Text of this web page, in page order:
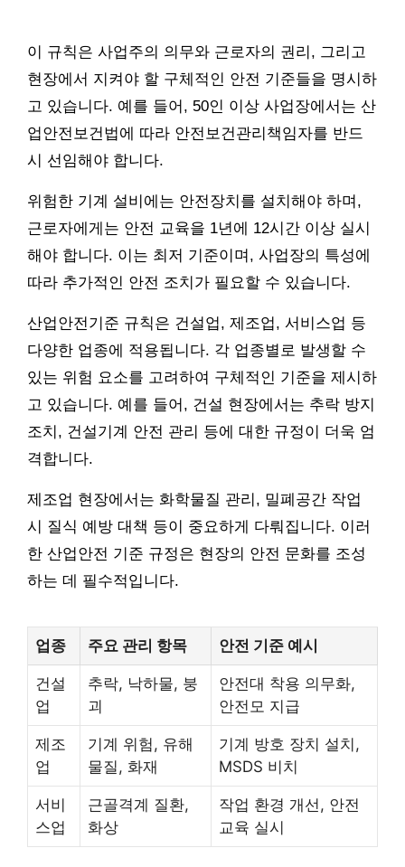
이 규칙은 사업주의 의무와 근로자의 권리, 그리고
현장에서 지켜야 할 구체적인 안전 기준들을 명시하
고 있습니다. 예를 들어, 50인 이상 사업장에서는 산
업안전보건법에 따라 안전보건관리책임자를 반드
시 선임해야 합니다.
위험한 기계 설비에는 안전장치를 설치해야 하며,
근로자에게는 안전 교육을 1년에 12시간 이상 실시
해야 합니다. 이는 최저 기준이며, 사업장의 특성에
따라 추가적인 안전 조치가 필요할 수 있습니다.
산업안전기준 규칙은 건설업, 제조업, 서비스업 등
다양한 업종에 적용됩니다. 각 업종별로 발생할 수
있는 위험 요소를 고려하여 구체적인 기준을 제시하
고 있습니다. 예를 들어, 건설 현장에서는 추락 방지
조치, 건설기계 안전 관리 등에 대한 규정이 더욱 엄
격합니다.
제조업 현장에서는 화학물질 관리, 밀폐공간 작업
시 질식 예방 대책 등이 중요하게 다뤄집니다. 이러
한 산업안전 기준 규정은 현장의 안전 문화를 조성
하는 데 필수적입니다.
업종 주요 관리 항목 안전 기준 예시
건설
업
추락, 낙하물, 붕
괴
안전대 착용 의무화,
안전모 지급
제조
업
기계 위험, 유해
물질, 화재
기계 방호 장치 설치,
MSDS 비치
서비
스업
근골격계 질환,
화상
작업 환경 개선, 안전
교육 실시